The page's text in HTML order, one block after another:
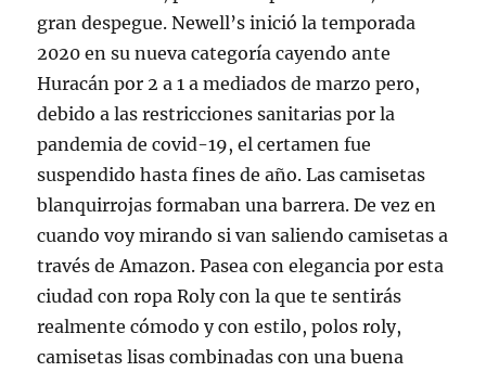
gran despegue. Newell’s inició la temporada
2020 en su nueva categoría cayendo ante
Huracán por 2 a 1 a mediados de marzo pero,
debido a las restricciones sanitarias por la
pandemia de covid-19, el certamen fue
suspendido hasta fines de año. Las camisetas
blanquirrojas formaban una barrera. De vez en
cuando voy mirando si van saliendo camisetas a
través de Amazon. Pasea con elegancia por esta
ciudad con ropa Roly con la que te sentirás
realmente cómodo y con estilo, polos roly,
camisetas lisas combinadas con una buena